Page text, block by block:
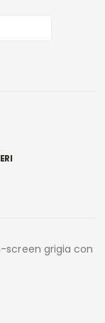
screen grigia con